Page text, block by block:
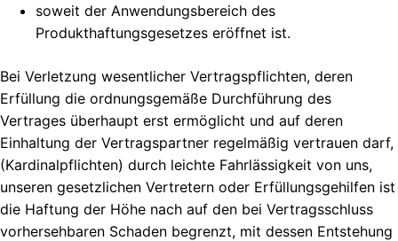
soweit der Anwendungsbereich des
Produkthaftungsgesetzes eröffnet ist.
Bei Verletzung wesentlicher Vertragspflichten, deren
Erfüllung die ordnungsgemäße Durchführung des
Vertrages überhaupt erst ermöglicht und auf deren
Einhaltung der Vertragspartner regelmäßig vertrauen darf,
(Kardinalpflichten) durch leichte Fahrlässigkeit von uns,
unseren gesetzlichen Vertretern oder Erfüllungsgehilfen ist
die Haftung der Höhe nach auf den bei Vertragsschluss
vorhersehbaren Schaden begrenzt, mit dessen Entstehung